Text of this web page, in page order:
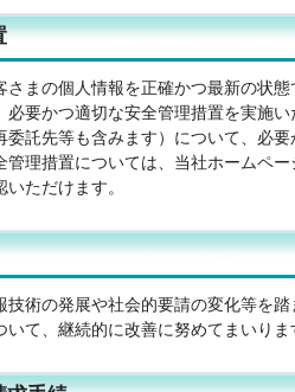
さまの個人情報を正確かつ最新の状
必要かつ適切な安全管理措置を実施
委託先等も含みます）について、必
管理措置については、当社ホームペ
ただけます。
技術の発展や社会的要請の変化等を
いて、継続的に改善に努めてまいりま